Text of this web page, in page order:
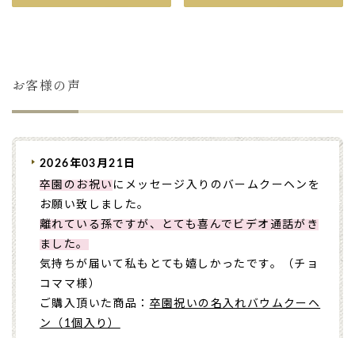
お客様の声
2026年03月21日
卒園のお祝い にメッセージ入りのバームクーヘンを
お願い致しました。
離れている孫ですが、とても喜んでビデオ通話がき
ました。
気持ちが届いて私もとても嬉しかったです。（チョ
コママ様）
ご購入頂いた商品： 卒園祝いの名入れバウムクーヘ
ン（1個入り）